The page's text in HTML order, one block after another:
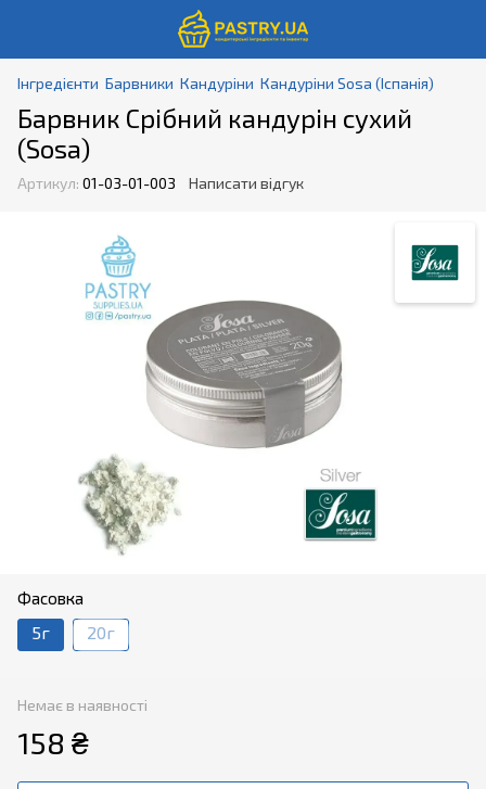
Інгредієнти Барвники Кандуріни Кандуріни Sosa (Іспанія)
Барвник Срібний кандурін сухий
(Sosa)
Артикул: 01-03-01-003 Написати відгук
Фасовка
5г 20г
Немає в наявності
158 ₴